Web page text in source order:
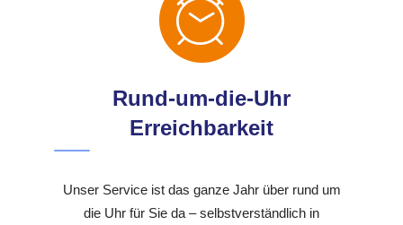
Rund-um-die-Uhr
Erreichbarkeit
Unser Service ist das ganze Jahr über rund um
die Uhr für Sie da – selbstverständlich in